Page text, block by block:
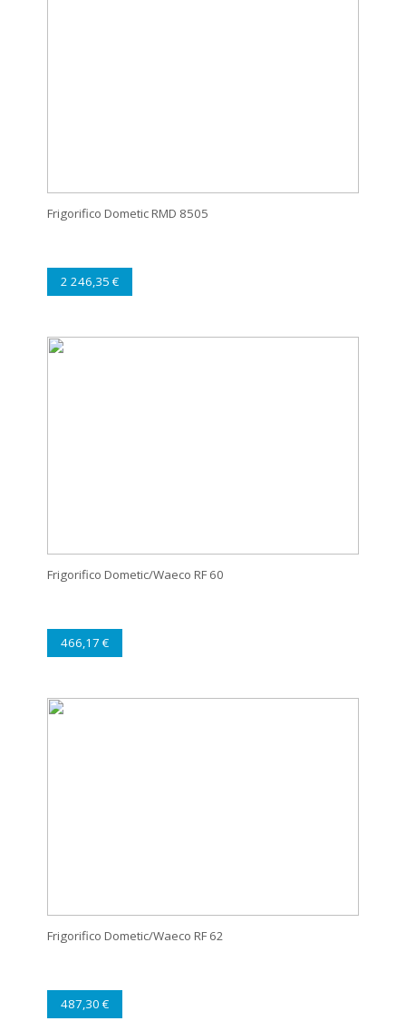
Frigorifico Dometic RMD 8505
2 246,35 €
Frigorifico Dometic/Waeco RF 60
466,17 €
Frigorifico Dometic/Waeco RF 62
487,30 €